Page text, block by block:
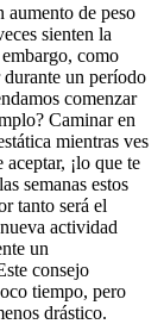
aumento de peso
sienten la
como
un período
comenzar
Caminar en
mientras ves
¡lo que te
semanas estos
tanto será el
actividad
un
consejo
tiempo, pero
drástico.